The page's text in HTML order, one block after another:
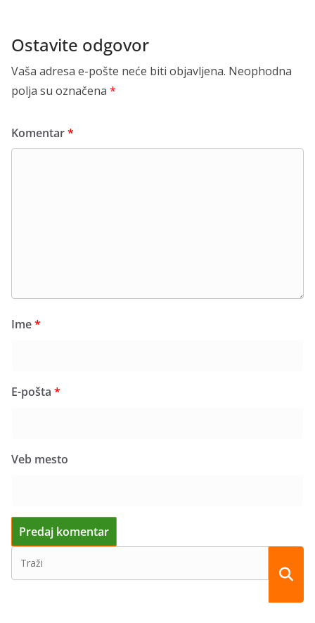
Ostavite odgovor
Vaša adresa e-pošte neće biti objavljena. Neophodna
polja su označena *
Komentar*
Ime*
E-pošta *
Veb mesto